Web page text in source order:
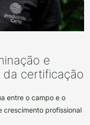
e
da certificação
entre o campo e o
crescimento profissional